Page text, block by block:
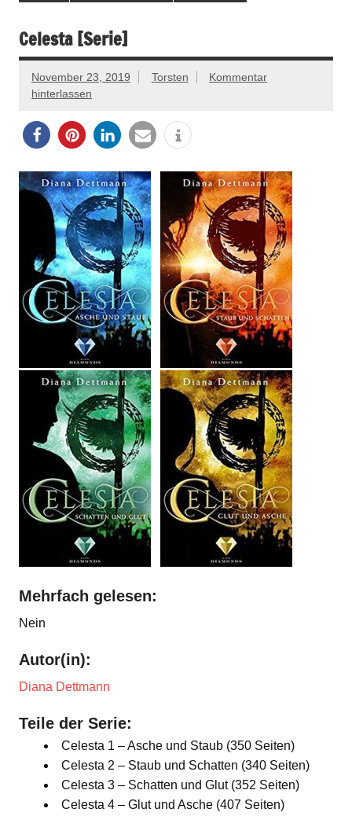
Celesta [Serie]
November 23, 2019 Torsten
Kommentar
hinterlassen
Mehrfach gelesen:
Nein
Autor(in):
Diana Dettmann
Teile der Serie:
Celesta 1 – Asche und Staub (350 Seiten)
Celesta 2 – Staub und Schatten (340 Seiten)
Celesta 3 – Schatten und Glut (352 Seiten)
Celesta 4 – Glut und Asche (407 Seiten)